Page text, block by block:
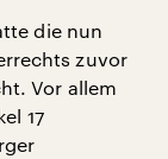
die nun
zuvor
Vor allem
17